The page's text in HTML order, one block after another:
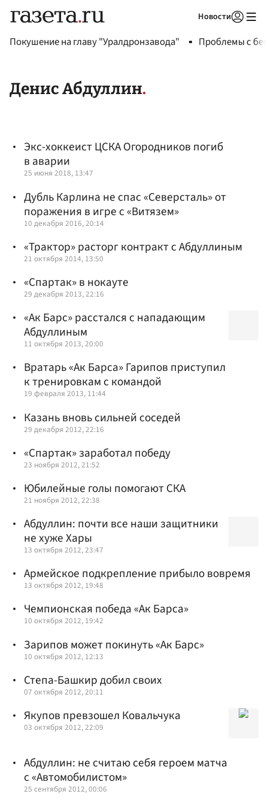
Новости
Покушение на главу "Уралдронзавода" Проблемы с
Денис Абдуллин
Экс-хоккеист ЦСКА Огородников погиб
в аварии
25 июня 2018, 13:47
Дубль Карлина не спас «Северсталь» от
поражения в игре с «Витязем»
10 декабря 2016, 20:14
«Трактор» расторг контракт с Абдуллиным
21 октября 2014, 13:50
«Спартак» в нокауте
29 декабря 2013, 22:16
«Ак Барс» расстался с нападающим
Абдуллиным
11 октября 2013, 20:00
Вратарь «Ак Барса» Гарипов приступил
к тренировкам с командой
19 февраля 2013, 11:44
Казань вновь сильней соседей
29 декабря 2012, 22:16
«Спартак» заработал победу
23 ноября 2012, 21:52
Юбилейные голы помогают СКА
21 ноября 2012, 22:38
Абдуллин: почти все наши защитники
не хуже Хары
13 октября 2012, 23:47
Армейское подкрепление прибыло вовремя
13 октября 2012, 19:48
Чемпионская победа «Ак Барса»
10 октября 2012, 19:42
Зарипов может покинуть «Ак Барс»
10 октября 2012, 12:13
Степа-Башкир добил своих
07 октября 2012, 20:11
Якупов превзошел Ковальчука
03 октября 2012, 22:09
Абдуллин: не считаю себя героем матча
с «Автомобилистом»
25 сентября 2012, 00:06